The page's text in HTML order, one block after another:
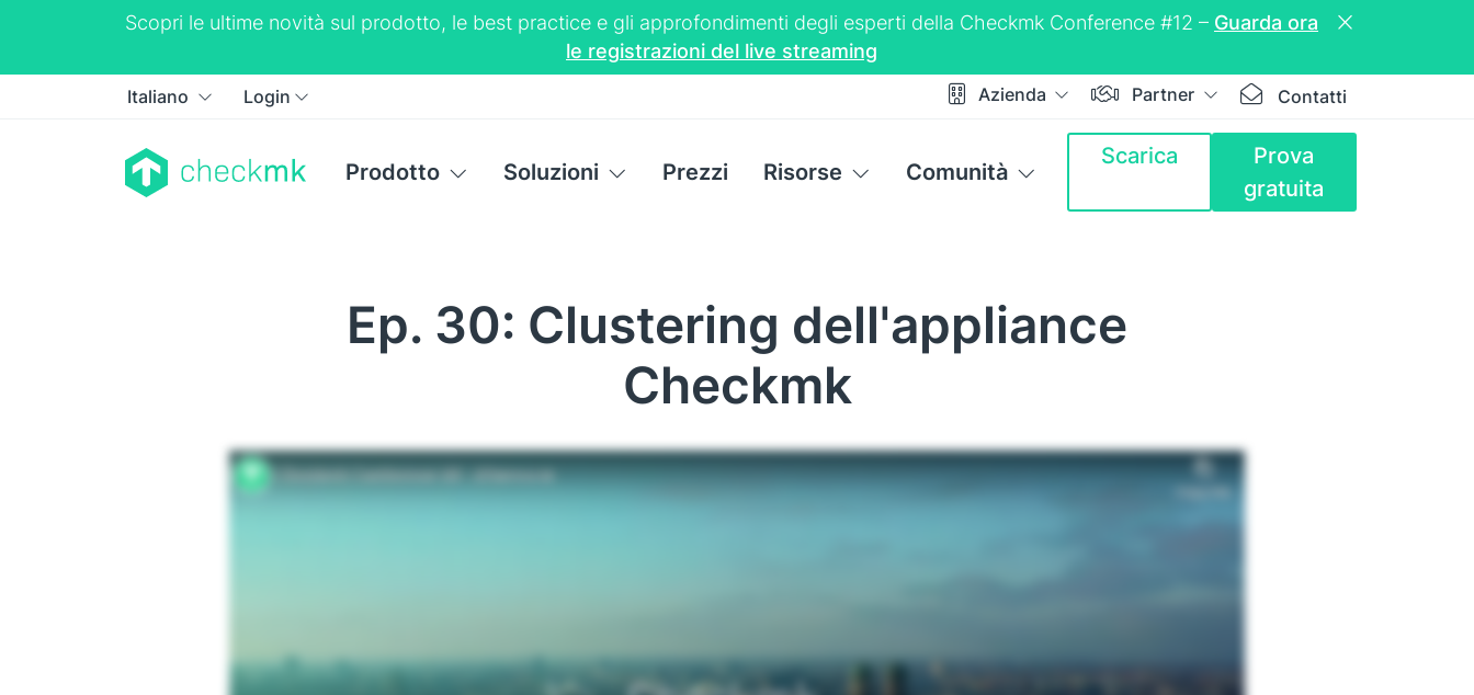
Scopri le ultime novità sul prodotto, le best practice e gli approfondimenti degli esperti della Checkmk Conference #12 – Guarda ora
le registrazioni del live streaming
Italiano Login Azienda Partner Contatti
Prodotto Soluzioni Prezzi Risorse Comunità
Scarica
Prova
gratuita
Ep. 30: Clustering dell'appliance
Checkmk